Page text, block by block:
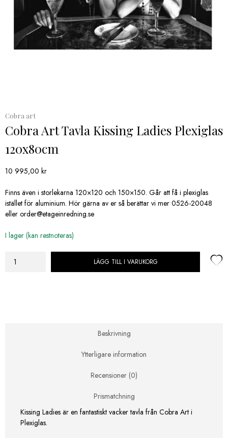
Cobra art
Cobra Art Tavla Kissing Ladies Plexiglas
120x80cm
10 995,00 kr
Finns även i storlekarna 120×120 och 150×150. Går att få i plexiglas
istället för aluminium. Hör gärna av er så berättar vi mer 0526-20048
eller order@etageinredning.se
I lager (kan restnoteras)
Cobra
LÄGG TILL I VARUKORG
Beskrivning
Ytterligare information
Recensioner (0)
Prismatchning
Kissing Ladies är en fantastiskt vacker tavla från Cobra Art i
Plexiglas.